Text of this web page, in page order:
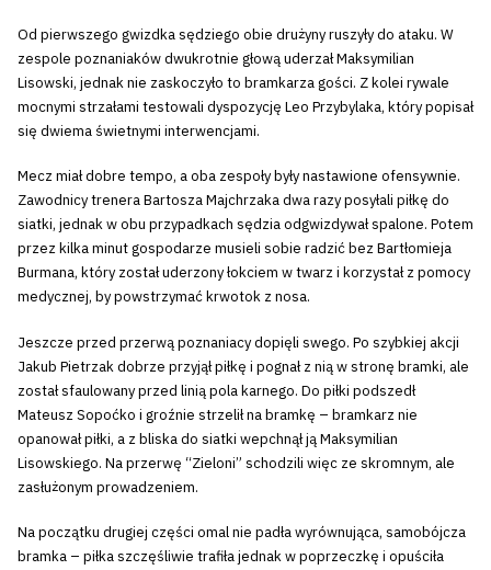
Od pierwszego gwizdka sędziego obie drużyny ruszyły do ataku. W
zespole poznaniaków dwukrotnie głową uderzał Maksymilian
Lisowski, jednak nie zaskoczyło to bramkarza gości. Z kolei rywale
mocnymi strzałami testowali dyspozycję Leo Przybylaka, który popisał
się dwiema świetnymi interwencjami.
Mecz miał dobre tempo, a oba zespoły były nastawione ofensywnie.
Zawodnicy trenera Bartosza Majchrzaka dwa razy posyłali piłkę do
siatki, jednak w obu przypadkach sędzia odgwizdywał spalone. Potem
przez kilka minut gospodarze musieli sobie radzić bez Bartłomieja
Burmana, który został uderzony łokciem w twarz i korzystał z pomocy
medycznej, by powstrzymać krwotok z nosa.
Jeszcze przed przerwą poznaniacy dopięli swego. Po szybkiej akcji
Jakub Pietrzak dobrze przyjął piłkę i pognał z nią w stronę bramki, ale
został sfaulowany przed linią pola karnego. Do piłki podszedł
Mateusz Sopoćko i groźnie strzelił na bramkę – bramkarz nie
opanował piłki, a z bliska do siatki wepchnął ją Maksymilian
Lisowskiego. Na przerwę “Zieloni” schodzili więc ze skromnym, ale
zasłużonym prowadzeniem.
Na początku drugiej części omal nie padła wyrównująca, samobójcza
bramka – piłka szczęśliwie trafiła jednak w poprzeczkę i opuściła